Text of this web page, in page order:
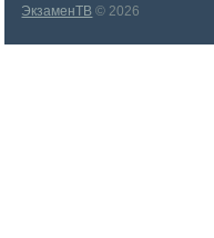
ЭкзаменТВ © 2026